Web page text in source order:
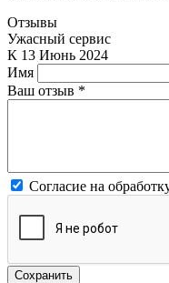
Отзывы
Ужасный сервис
К 13 Июнь 2024
Имя
Ваш отзыв *
Согласие на